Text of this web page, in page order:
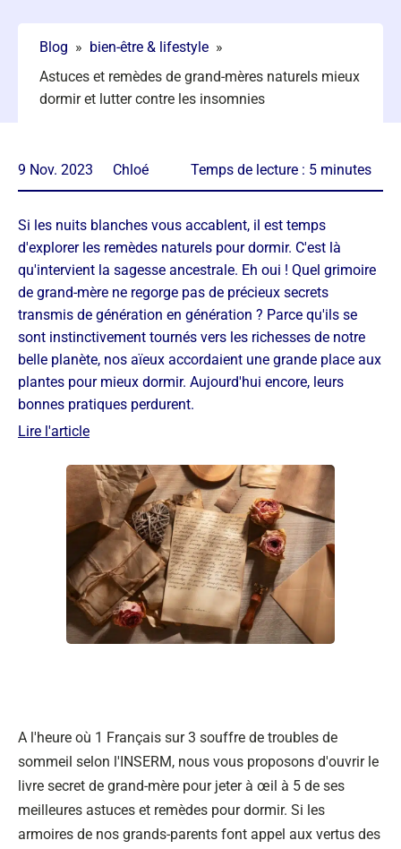
Blog » bien-être & lifestyle »
Astuces et remèdes de grand-mères naturels mieux
dormir et lutter contre les insomnies
9 Nov. 2023 Chloé Temps de lecture : 5 minutes
Si les nuits blanches vous accablent, il est temps
d'explorer les remèdes naturels pour dormir. C'est là
qu'intervient la sagesse ancestrale. Eh oui ! Quel grimoire
de grand-mère ne regorge pas de précieux secrets
transmis de génération en génération ? Parce qu'ils se
sont instinctivement tournés vers les richesses de notre
belle planète, nos aïeux accordaient une grande place aux
plantes pour mieux dormir. Aujourd'hui encore, leurs
bonnes pratiques perdurent.
Lire l'article
A l'heure où 1 Français sur 3 souffre de troubles de
sommeil selon l'INSERM, nous vous proposons d'ouvrir le
livre secret de grand-mère pour jeter à œil à 5 de ses
meilleures astuces et remèdes pour dormir. Si les
armoires de nos grands-parents font appel aux vertus des